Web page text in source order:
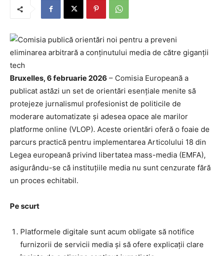
Bruxelles, 6 februarie 2026 – Comisia Europeană a
publicat astăzi un set de orientări esențiale menite să
protejeze jurnalismul profesionist de politicile de
moderare automatizate și adesea opace ale marilor
platforme online (VLOP). Aceste orientări oferă o foaie de
parcurs practică pentru implementarea Articolului 18 din
Legea europeană privind libertatea mass-media (EMFA),
asigurându-se că instituțiile media nu sunt cenzurate fără
un proces echitabil.
Pe scurt
Platformele digitale sunt acum obligate să notifice
furnizorii de servicii media și să ofere explicații clare